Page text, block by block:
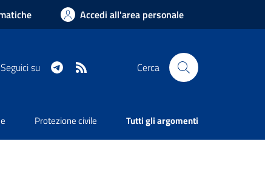
Accedi all'area personale
Seguici su Telegram Cerca
Protezione civile Tutti gli argomenti